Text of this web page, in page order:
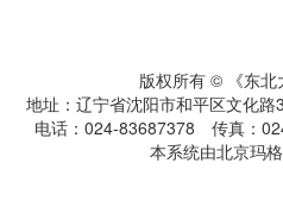
版权所有 © 《东北
地址：辽宁省沈阳市和平区文化
电话：024-83687378 传真：
本系统由北京玛